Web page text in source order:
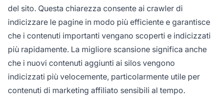
del sito. Questa chiarezza consente ai crawler di
indicizzare le pagine in modo più efficiente e garantisce
che i contenuti importanti vengano scoperti e indicizzati
più rapidamente. La migliore scansione significa anche
che i nuovi contenuti aggiunti ai silos vengono
indicizzati più velocemente, particolarmente utile per
contenuti di marketing affiliato sensibili al tempo.